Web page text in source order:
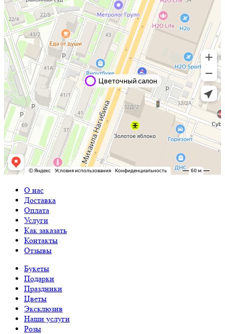
О нас
Доставка
Оплата
Услуги
Как заказать
Контакты
Отзывы
Букеты
Подарки
Праздники
Цветы
Эксклюзив
Наши услуги
Розы